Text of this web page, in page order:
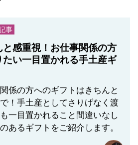
事
と感重視！お仕事関係の方
たい一目置かれる手土産ギ
係の方へのギフトはきちんと
！手土産としてさりげなく渡
一目置かれること間違いなし
あるギフトをご紹介します。